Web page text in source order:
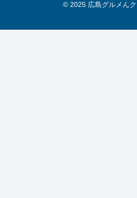
© 2025 広島グルメんク